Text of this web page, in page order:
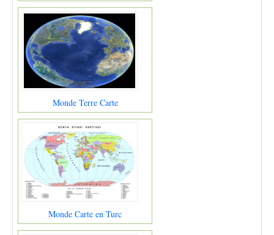
Monde Terre Carte
Monde Carte en Turc